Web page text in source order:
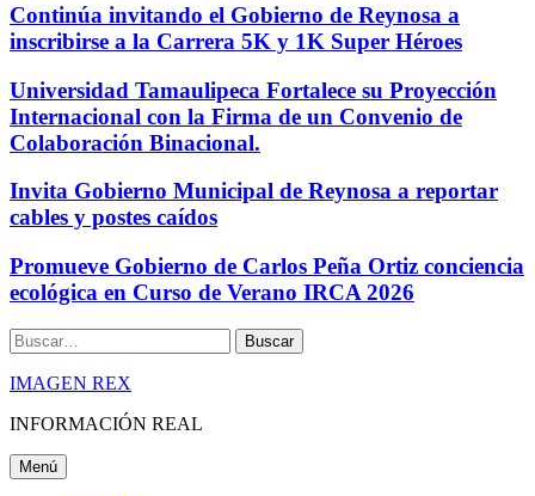
Continúa invitando el Gobierno de Reynosa a
inscribirse a la Carrera 5K y 1K Super Héroes
Universidad Tamaulipeca Fortalece su Proyección
Internacional con la Firma de un Convenio de
Colaboración Binacional.
Invita Gobierno Municipal de Reynosa a reportar
cables y postes caídos
Promueve Gobierno de Carlos Peña Ortiz conciencia
ecológica en Curso de Verano IRCA 2026
Buscar
IMAGEN REX
INFORMACIÓN REAL
Menú